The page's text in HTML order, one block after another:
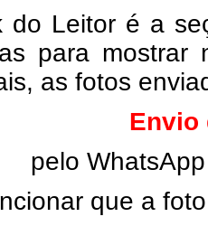
do Leitor é a
para
as fotos
Envio
pelo WhatsApp
que a